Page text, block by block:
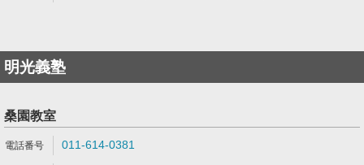
明光義塾
桑園教室
011-614-0381